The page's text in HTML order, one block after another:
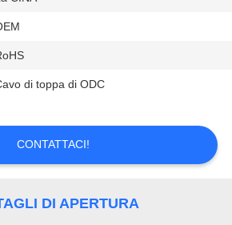
di toppa di ODC
CONTATTACI!
DI APERTURA